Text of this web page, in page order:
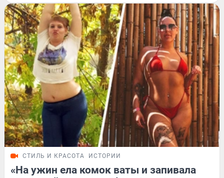
СТИЛЬ И КРАСОТА ИСТОРИИ
«На ужин ела комок ваты и запивала